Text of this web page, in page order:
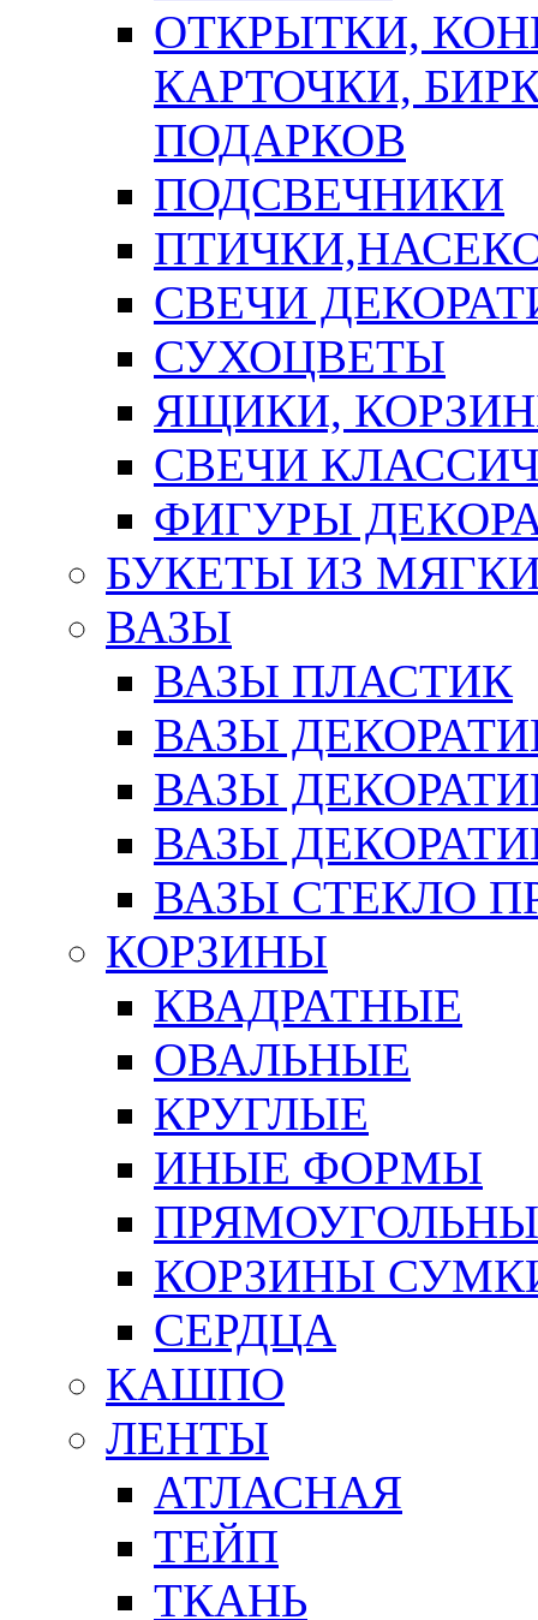
ОТКРЫТКИ,
КАРТОЧКИ,
ПОДАРКОВ
ПОДСВЕЧНИКИ
СВЕЧИ
СУХОЦВЕТЫ
ЯЩИКИ,
СВЕЧИ
ФИГУРЫ
БУКЕТЫ ИЗ
ВАЗЫ
ВАЗЫ ПЛАСТИК
ВАЗЫ
ВАЗЫ
ВАЗЫ
ВАЗЫ СТЕКЛО
КОРЗИНЫ
КВАДРАТНЫЕ
ОВАЛЬНЫЕ
КРУГЛЫЕ
ИНЫЕ ФОРМЫ
КОРЗИНЫ
СЕРДЦА
КАШПО
ЛЕНТЫ
АТЛАСНАЯ
ТЕЙП
ТКАНЬ